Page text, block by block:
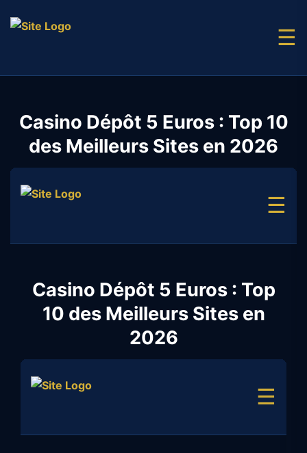
☰
Casino Dépôt 5 Euros : Top 10
des Meilleurs Sites en 2026